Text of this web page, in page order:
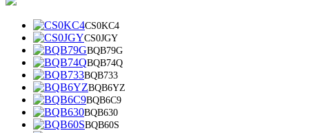
CS0KC4
CS0JGY
BQB79G
BQB74Q
BQB733
BQB6YZ
BQB6C9
BQB630
BQB60S